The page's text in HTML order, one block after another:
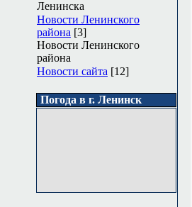
Ленинска
Новости Ленинского
района [3]
Новости Ленинского
района
Новости сайта [12]
Погода в г. Ленинск